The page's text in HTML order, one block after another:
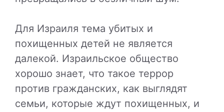
Для Израиля тема убитых и
похищенных детей не является
далекой. Израильское общество
хорошо знает, что такое террор
против гражданских, как выглядят
семьи, которые ждут похищенных, и